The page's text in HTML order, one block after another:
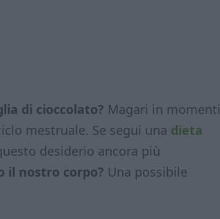
di cioccolato? Magari in momenti
mestruale. Se segui una dieta
desiderio ancora più
il nostro corpo? Una possibile